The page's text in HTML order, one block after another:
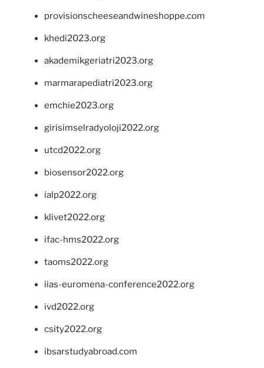
provisionscheeseandwineshoppe.com
khedi2023.org
akademikgeriatri2023.org
marmarapediatri2023.org
emchie2023.org
girisimselradyoloji2022.org
utcd2022.org
biosensor2022.org
ialp2022.org
klivet2022.org
ifac-hms2022.org
taoms2022.org
iias-euromena-conference2022.org
ivd2022.org
csity2022.org
ibsarstudyabroad.com